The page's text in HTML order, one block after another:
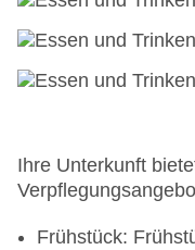
Wäscheservice:
Gepäckservice
American Express
Verfügbarkeit),
gegen Gebühr,
Ihre Unterkunft
Frühstück: